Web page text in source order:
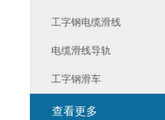
工字钢电缆滑线
电缆滑线导轨
工字钢滑车
查看更多